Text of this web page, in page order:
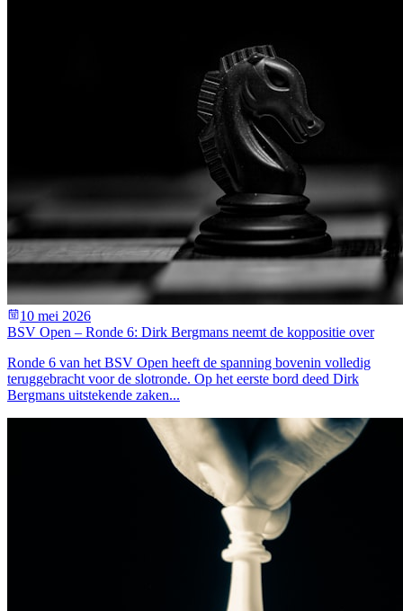
10 mei 2026
BSV Open – Ronde 6: Dirk Bergmans neemt de koppositie over
Ronde 6 van het BSV Open heeft de spanning bovenin volledig
teruggebracht voor de slotronde. Op het eerste bord deed Dirk
Bergmans uitstekende zaken...